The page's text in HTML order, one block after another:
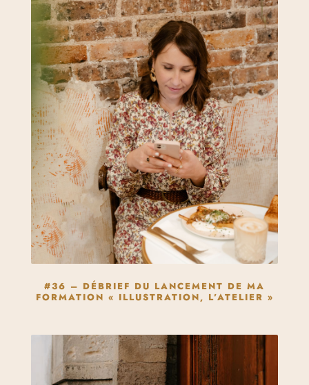
#36 – DÉBRIEF DU LANCEMENT DE MA
FORMATION « ILLUSTRATION, L’ATELIER »